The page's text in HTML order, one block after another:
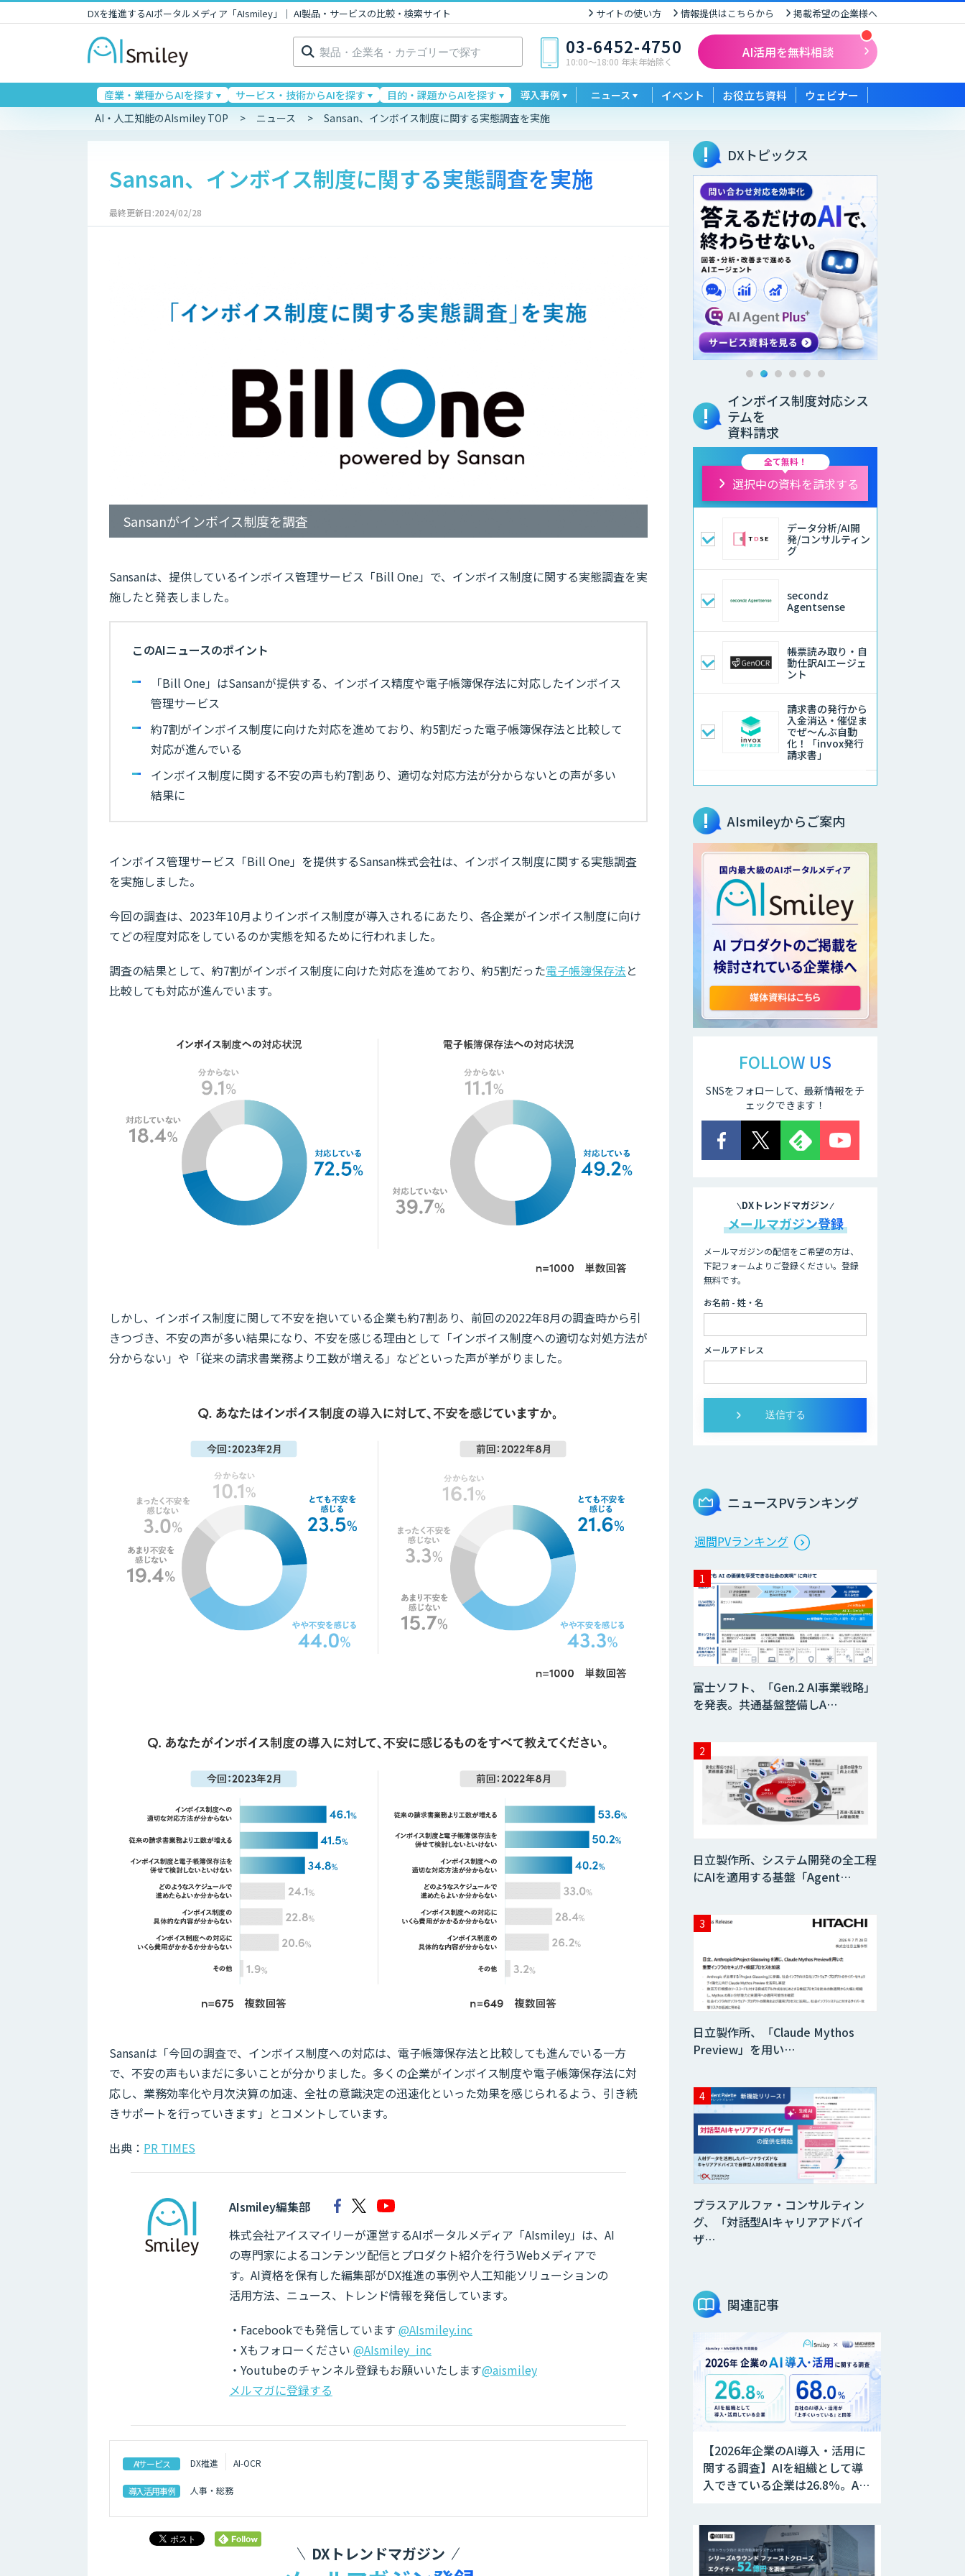
DXを推進するAIポータルメディア「AIsmiley」｜ AI製品・サービスの比較・検索サイト サイトの使い方 情報提供はこちらから 掲載希望の企業様へ
検
索: 03-6452-4750
10:00〜18:00 年末年始除く
AI活用を無料相談
産業・業種からAIを探す サービス・技術からAIを探す 目的・課題からAIを探す 導入事例 ニュース イベント お役立ち資料 ウェビナー
AI・人工知能のAIsmiley TOP ニュース Sansan、インボイス制度に関する実態調査を実施
Sansan、インボイス制度に関する実態調査を実施
最終更新日:2024/02/28
Sansanがインボイス制度を調査
Sansanは、提供しているインボイス管理サービス「Bill One」で、インボイス制度に関する実態調査を実
施したと発表しました。
このAIニュースのポイント
「Bill One」はSansanが提供する、インボイス精度や電子帳簿保存法に対応したインボイス
管理サービス
約7割がインボイス制度に向けた対応を進めており、約5割だった電子帳簿保存法と比較して
対応が進んでいる
インボイス制度に関する不安の声も約7割あり、適切な対応方法が分からないとの声が多い
結果に
インボイス管理サービス「Bill One」を提供するSansan株式会社は、インボイス制度に関する実態調査
を実施しました。
今回の調査は、2023年10月よりインボイス制度が導入されるにあたり、各企業がインボイス制度に向け
てどの程度対応をしているのか実態を知るために行われました。
調査の結果として、約7割がインボイス制度に向けた対応を進めており、約5割だった電子帳簿保存法と
比較しても対応が進んでいます。
しかし、インボイス制度に関して不安を抱いている企業も約7割あり、前回の2022年8月の調査時から引
きつづき、不安の声が多い結果になり、不安を感じる理由として「インボイス制度への適切な対処方法が
分からない」や「従来の請求書業務より工数が増える」などといった声が挙がりました。
Sansanは「今回の調査で、インボイス制度への対応は、電子帳簿保存法と比較しても進んでいる一方
で、不安の声もいまだに多いことが分かりました。多くの企業がインボイス制度や電子帳簿保存法に対
応し、業務効率化や月次決算の加速、全社の意識決定の迅速化といった効果を感じられるよう、引き続
きサポートを行っていきます」とコメントしています。
出典： PR TIMES
AIsmiley編集部
株式会社アイスマイリーが運営するAIポータルメディア「AIsmiley」は、AI
の専門家によるコンテンツ配信とプロダクト紹介を行うWebメディアで
す。AI資格を保有した編集部がDX推進の事例や人工知能ソリューションの
活用方法、ニュース、トレンド情報を発信しています。
・Facebookでも発信しています @AIsmiley.inc
・Xもフォローください @AIsmiley_inc
・Youtubeのチャンネル登録もお願いいたします@aismiley
メルマガに登録する
AIサービス DX推進 AI-OCR
導入活用事例 人事・総務
DXトレンドマガジン
DXトピックス
インボイス制度対応シス
テムを
資料請求
全て無料！
選択中の資料を請求する
データ分析/AI開
発/コンサルティン
グ
secondz
Agentsense
帳票読み取り・自
動仕訳AIエージェ
ント
請求書の発行から
入金消込・催促ま
でぜ～んぶ自動
化！「invox発行
請求書」
DenHo
DX Suite
invox受取請求書
「BPA2」
AIsmileyからご案内
FOLLOW US
SNSをフォローして、最新情報をチ
ェックできます！
DXトレンドマガジン
メールマガジン登録
メールマガジンの配信をご希望の方は、
下記フォームよりご登録ください。登録
無料です。
お名前 - 姓・名
メールアドレス
ニュースPVランキング
週間PVランキング
富士ソフト、「Gen.2 AI事業戦略」
を発表。共通基盤整備しA…
日立製作所、システム開発の全工程
にAIを適用する基盤「Agent…
日立製作所、「Claude Mythos
Preview」を用い…
プラスアルファ・コンサルティン
グ、「対話型AIキャリアアドバイ
ザ…
関連記事
【2026年企業のAI導入・活用に
関する調査】AIを組織として導
入できている企業は26.8％。AI
いる」と回答